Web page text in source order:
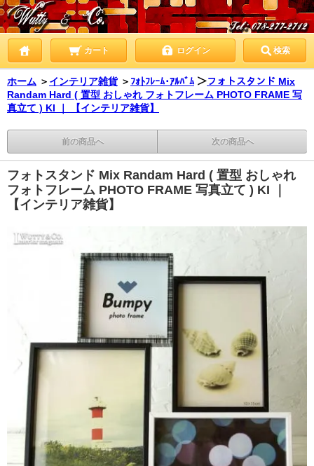
カート ログイン 検索
ホーム ＞ インテリア雑貨 ＞ ﾌｫﾄﾌﾚｰﾑ･ｱﾙﾊﾞﾑ ＞フォトスタンド Mix
Randam Hard ( 置型 おしゃれ フォトフレーム PHOTO FRAME 写
真立て ) KI ｜ 【インテリア雑貨】
前の商品へ 次の商品へ
フォトスタンド Mix Randam Hard ( 置型 おしゃれ
フォトフレーム PHOTO FRAME 写真立て ) KI ｜
【インテリア雑貨】